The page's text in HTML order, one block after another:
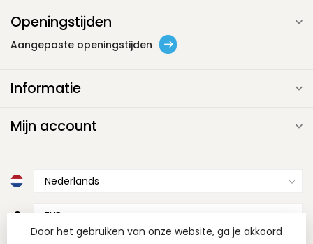
Openingstijden
Aangepaste openingstijden
Informatie
Mijn account
€
Door het gebruiken van onze website, ga je akkoord